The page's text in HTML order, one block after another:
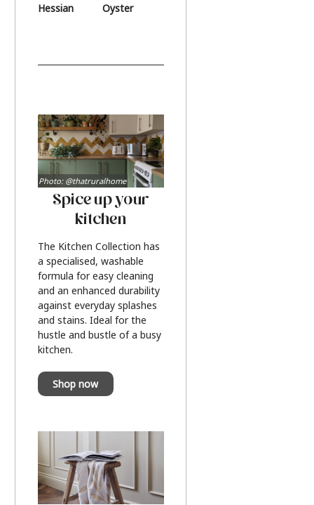
Hessian Oyster
Spice up your
kitchen
The Kitchen Collection has
a specialised, washable
formula for easy cleaning
and an enhanced durability
against everyday splashes
and stains. Ideal for the
hustle and bustle of a busy
kitchen.
Shop now
Photo: @thatruralhome